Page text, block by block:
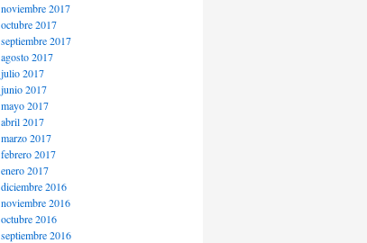
noviembre 2017
octubre 2017
septiembre 2017
agosto 2017
julio 2017
junio 2017
mayo 2017
abril 2017
marzo 2017
febrero 2017
enero 2017
diciembre 2016
noviembre 2016
octubre 2016
septiembre 2016